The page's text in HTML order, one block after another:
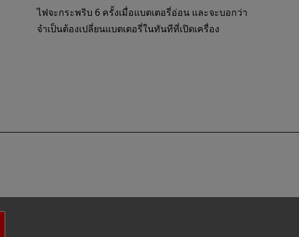
ไฟจะกระพริบ 6 ครั้งเมื่อแบตเตอรี่อ่อน และจะบอกว่า
จำเป็นต้องเปลี่ยนแบตเตอรี่ในทันทีที่เปิดเครื่อง